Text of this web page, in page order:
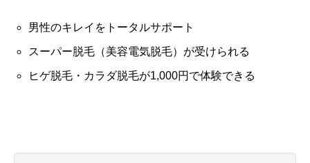
男性のキレイをトータルサポート
スーパー脱毛（美容電気脱毛）が受けられる
ヒゲ脱毛・カラダ脱毛が1,000円で体験できる